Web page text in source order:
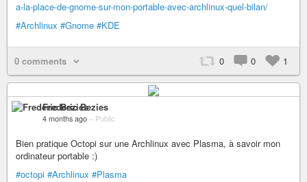
a-la-place-de-gnome-sur-mon-portable-avec-archlinux-quel-bilan/
#Archlinux #Gnome #KDE
0 comments 0 0 1
Frederic Bezies
4 months ago – Public
Bien pratique Octopi sur une Archlinux avec Plasma, à savoir mon
ordinateur portable :)
#octopi #Archlinux #Plasma